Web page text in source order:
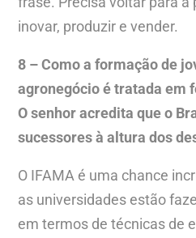
inovar, produzir e vender.
8 – Como a formação de
agronegócio é tratada em
O senhor acredita que o
sucessores à altura dos
O IFAMA é uma chance
as universidades estão
em termos de técnicas de